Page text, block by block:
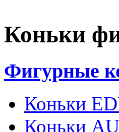
Коньки
Фигурные
Коньки
Коньки